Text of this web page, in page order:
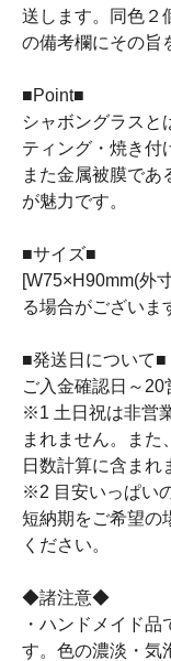
送します。同色２
の備考欄にその旨
■Point■
シャボングラスと
ティング・焼き付
また金属被膜であ
が魅力です。
■サイズ■
[W75×H90mm(外
る場合がございま
■発送日について■
ご入金確認日～20
※1 土日祝は非営
まれません。また
日数計算に含まれ
※2 目安いっぱい
短納期をご希望の
ください。
◆諸注意◆
・ハンドメイド
す。色の濃淡・気